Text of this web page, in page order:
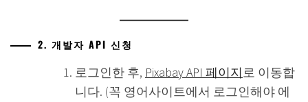
2. 개발자 API 신청
로그인한 후, Pixabay API 페이지로 이동합
니다. (꼭 영어사이트에서 로그인해야 에